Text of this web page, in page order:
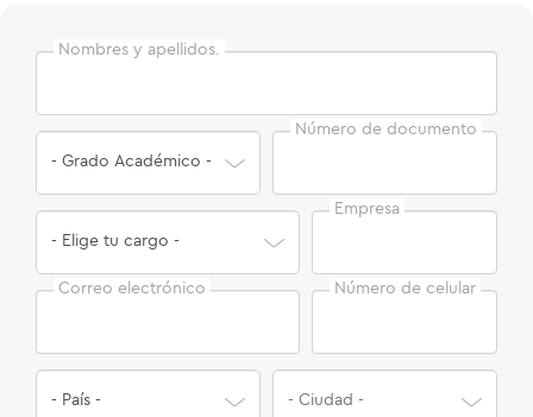
Nombres y apellidos.
Número de documento
Empresa
Correo electrónico Número de celular